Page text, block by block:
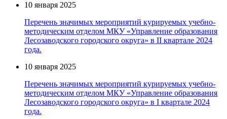
10 января 2025
Перечень значимых мероприятий курируемых учебно-
методическим отделом МКУ «Управление образования
Лесозаводского городского округа» в II квартале 2024
года.
10 января 2025
Перечень значимых мероприятий курируемых учебно-
методическим отделом МКУ «Управление образования
Лесозаводского городского округа» в I квартале 2024
года.